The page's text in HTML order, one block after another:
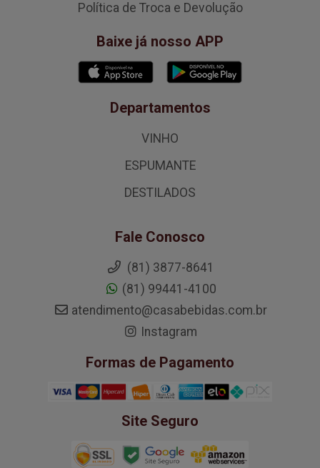
Política de Troca e Devolução
Baixe já nosso APP
Departamentos
VINHO
ESPUMANTE
DESTILADOS
Fale Conosco
(81) 3877-8641
(81) 99441-4100
atendimento@casabebidas.com.br
Instagram
Formas de Pagamento
Site Seguro